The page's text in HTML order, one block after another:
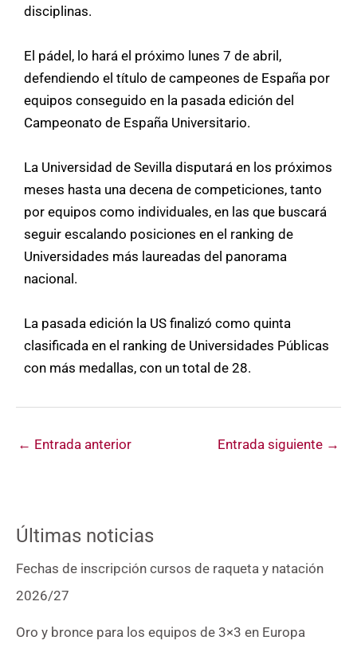
disciplinas.
El pádel, lo hará el próximo lunes 7 de abril,
defendiendo el título de campeones de España por
equipos conseguido en la pasada edición del
Campeonato de España Universitario.
La Universidad de Sevilla disputará en los próximos
meses hasta una decena de competiciones, tanto
por equipos como individuales, en las que buscará
seguir escalando posiciones en el ranking de
Universidades más laureadas del panorama
nacional.
La pasada edición la US finalizó como quinta
clasificada en el ranking de Universidades Públicas
con más medallas, con un total de 28.
← Entrada anterior Entrada siguiente →
Últimas noticias
Fechas de inscripción cursos de raqueta y natación
2026/27
Oro y bronce para los equipos de 3×3 en Europa